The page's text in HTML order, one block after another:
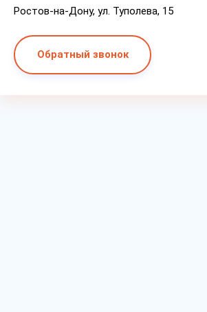
Ростов-на-Дону, ул. Туполева, 15
Обратный звонок